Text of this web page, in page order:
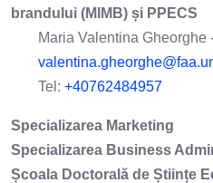
brandului (MIMB) și PPECS
Maria Valentina Gheorghe
Tel: +40762484957
Specializarea Marketing
Specializarea Business
Școala Doctorală de Științe